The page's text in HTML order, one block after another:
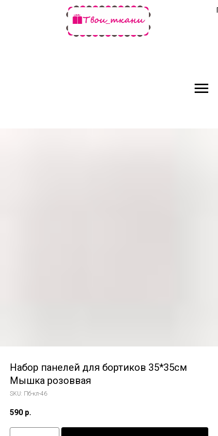
Набор панелей для бортиков 35*35см
Мышка розоввая
SKU: Пб-кл-46
590 р.